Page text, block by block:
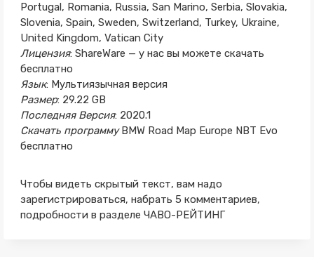
Portugal, Romania, Russia, San Marino, Serbia, Slovakia,
Slovenia, Spain, Sweden, Switzerland, Turkey, Ukraine,
United Kingdom, Vatican City
Лицензия: ShareWare — у нас вы можете скачать
бесплатно
Язык: Мультиязычная версия
Размер: 29.22 GB
Последняя Версия: 2020.1
Скачать программуBMW Road Map Europe NBT Evo
бесплатно
Чтобы видеть скрытый текст, вам надо
зарегистрироваться, набрать 5 комментариев,
подробности в разделе ЧАВО-РЕЙТИНГ